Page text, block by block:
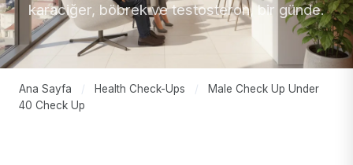
karaciğer, böbrek ve testosteron, bir günde.
Ana Sayfa / Health Check-Ups /
Male Check Up Under
40 Check Up